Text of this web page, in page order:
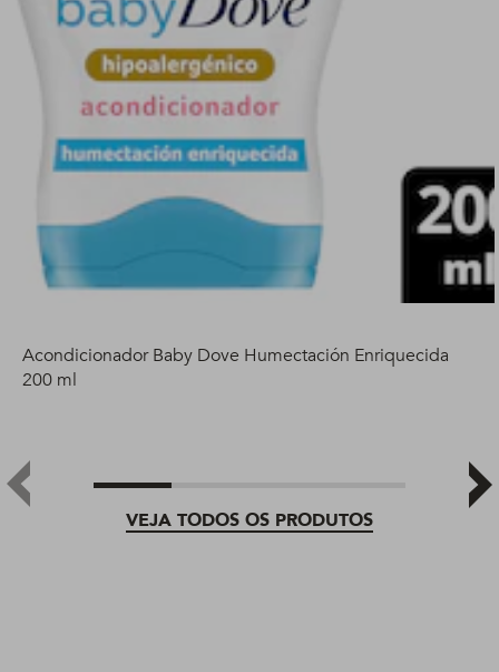
VEJA TODOS OS PRODUTOS
Acondicionador Baby Dove Humectación Enriquecida
200 ml